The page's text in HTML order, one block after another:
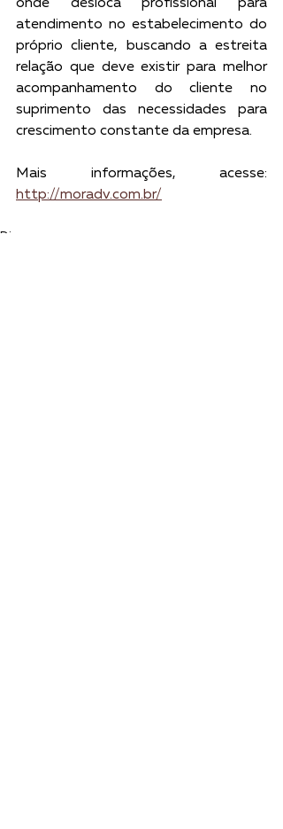
onde desloca profissional para
atendimento no estabelecimento do
próprio cliente, buscando a estreita
relação que deve existir para melhor
acompanhamento do cliente no
suprimento das necessidades para
crescimento constante da empresa.
http://moradv.com.br/
Dicas